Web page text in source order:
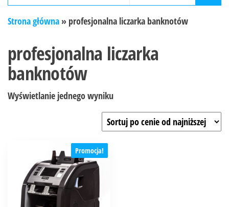
Strona główna » profesjonalna liczarka banknotów
profesjonalna liczarka
banknotów
Wyświetlanie jednego wyniku
Promocja!